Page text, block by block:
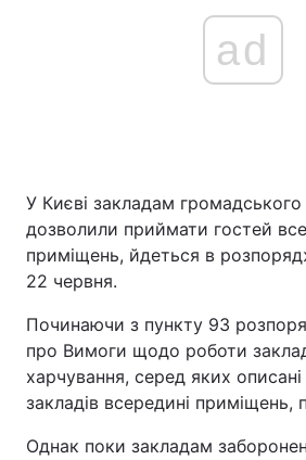
ad
У Києві закладам громадського
дозволили приймати гостей
приміщень, йдеться в
22 червня.
Починаючи з пункту 93
про Вимоги щодо роботи
харчування, серед яких
закладів всередині приміщень,
Однак поки закладам